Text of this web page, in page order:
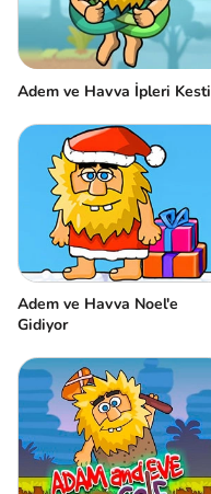
Adem ve Havva İpleri Kesti
Adem ve Havva Noel'e
Gidiyor